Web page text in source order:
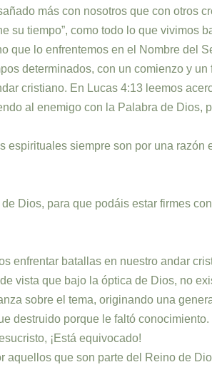
más con nosotros que con otros
su tiempo”, como todo lo que vivimos
que lo enfrentemos en el Nombre del
determinados, con un comienzo y
cristiano. En Lucas 4:13 leemos
al enemigo con la Palabra de
siempre son por una
Dios, para que podáis estar firmes
batallas en nuestro andar
vista que bajo la óptica de Dios, no
sobre el tema, originando una
destruido porque le faltó
¡Está equivocado!
que son parte del Reino de